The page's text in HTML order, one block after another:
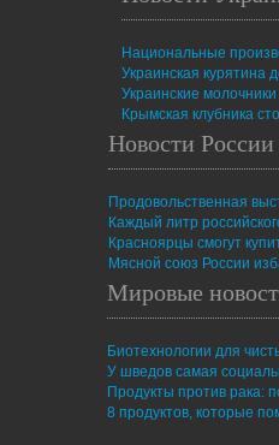
Национальные
Украинская курятина
Украинские молочники
Крымская клубника
Новости России
Продовольственная
Каждый литр
Красноярцы смогут
Мясной союз России
Мировые
Биотехнологии для
У шведов самая
Продукты против рака:
8 продуктов, которые